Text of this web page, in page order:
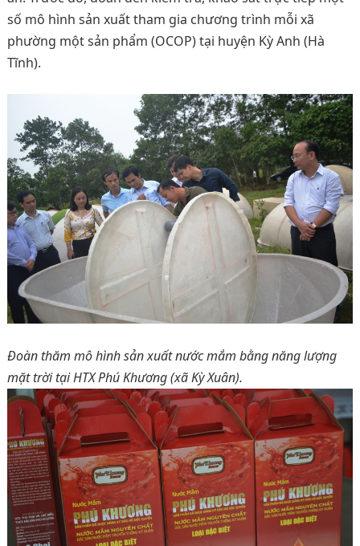
số mô hình sản xuất tham gia chương trình mỗi xã
phường một sản phẩm (OCOP) tại huyện Kỳ Anh (Hà
Tĩnh).
Đoàn thăm mô hình sản xuất nước mắm bằng năng lượng
mặt trời tại HTX Phú Khương (xã Kỳ Xuân).